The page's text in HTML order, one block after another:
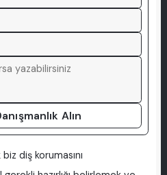
Alın
diş korumasını